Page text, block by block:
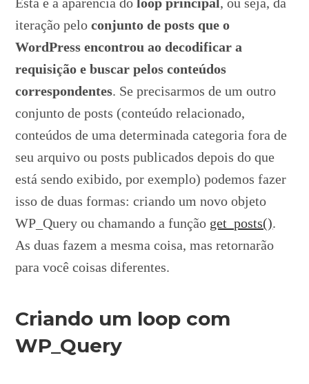
iteração peloconjunto de posts que o
WordPress encontrou ao decodificar a
requisição e buscar pelos conteúdos
correspondentes. Se precisarmos de um outro
conjunto de posts (conteúdo relacionado,
conteúdos de uma determinada categoria fora de
seu arquivo ou posts publicados depois do que
está sendo exibido, por exemplo) podemos fazer
isso de duas formas: criando um novo objeto
WP_Query ou chamando a função get_posts().
As duas fazem a mesma coisa, mas retornarão
para você coisas diferentes.
Criando um loop com
WP_Query